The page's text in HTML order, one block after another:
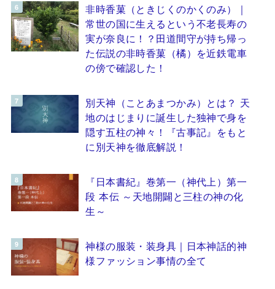
非時香菓（ときじくのかくのみ）｜
常世の国に生えるという不老長寿の
実が奈良に！？田道間守が持ち帰っ
た伝説の非時香菓（橘）を近鉄電車
の傍で確認した！
別天神（ことあまつかみ）とは？ 天
地のはじまりに誕生した独神で身を
隠す五柱の神々！『古事記』をもと
に別天神を徹底解説！
『日本書紀』巻第一（神代上）第一
段 本伝 ～天地開闢と三柱の神の化
生～
神様の服装・装身具｜日本神話的神
様ファッション事情の全て